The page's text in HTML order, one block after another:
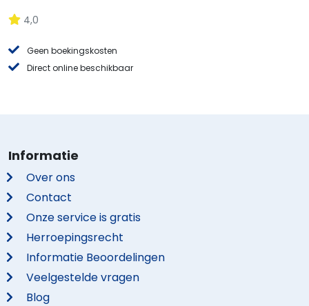
4,0
Geen boekingskosten
Direct online beschikbaar
Informatie
Over ons
Contact
Onze service is gratis
Herroepingsrecht
Informatie Beoordelingen
Veelgestelde vragen
Blog